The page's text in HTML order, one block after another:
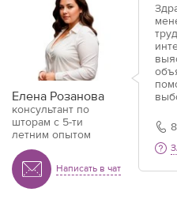
Елена Розанова
консультант по
шторам с 5-ти
летним опытом
Написать в чат